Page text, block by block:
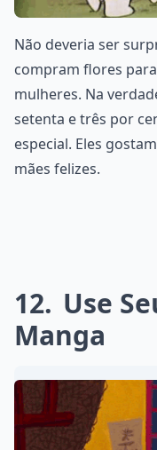
Não deveria ser
compram flores
mulheres. Na
setenta e três por
especial. Eles
mães felizes.
12 Use
Manga